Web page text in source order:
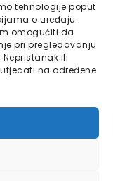
tehnologije poput
o uređaju.
omogućiti da
pri pregledavanju
ili
na određene
koristi